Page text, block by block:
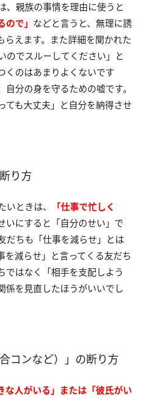
、親族の事情を理由に使うと
で」 などと言うと、無理に誘
らえます。また詳細を聞かれた
のでスルーしてください」と
くのはあまりよくないです
分の身を守るための嘘です。
ても大丈夫」と自分を納得させ
り方
いときは、
「仕事で忙しく
いにすると「自分のせい」で
だちも「仕事を減らせ」とは
を減らせ」と言ってくる友だち
ではなく「相手を支配しよう
係を見直したほうがいいでし
コンなど）」の断り方
な人がいる」または「彼氏がい